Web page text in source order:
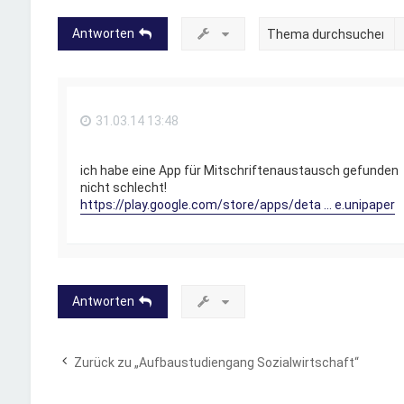
Antworten
31.03.14 13:48
ich habe eine App für Mitschriftenaustausch gefunden
nicht schlecht!
https://play.google.com/store/apps/deta ... e.unipaper
Antworten
Zurück zu „Aufbaustudiengang Sozialwirtschaft“